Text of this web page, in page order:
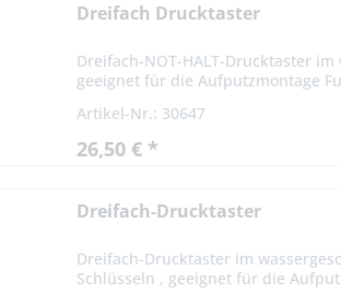
Dreifach Drucktaster
Dreifach-NOT-HALT-Drucktaster
geeignet für die Aufputzmontage
Artikel-Nr.: 30647
26,50 € *
Dreifach-Drucktaster
Dreifach-Drucktaster im
Schlüsseln , geeignet für die